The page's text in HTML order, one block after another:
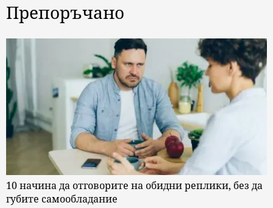
Препоръчано
10 начина да отговорите на обидни реплики, без да
губите самообладание